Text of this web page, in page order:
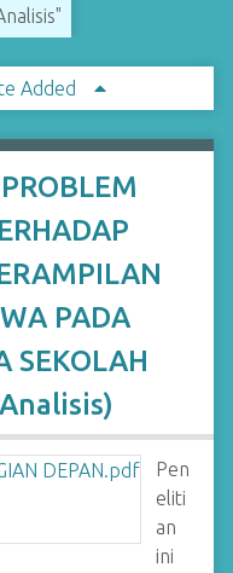
Added
PADA
SEKOLAH
Pen
eliti
an
ini